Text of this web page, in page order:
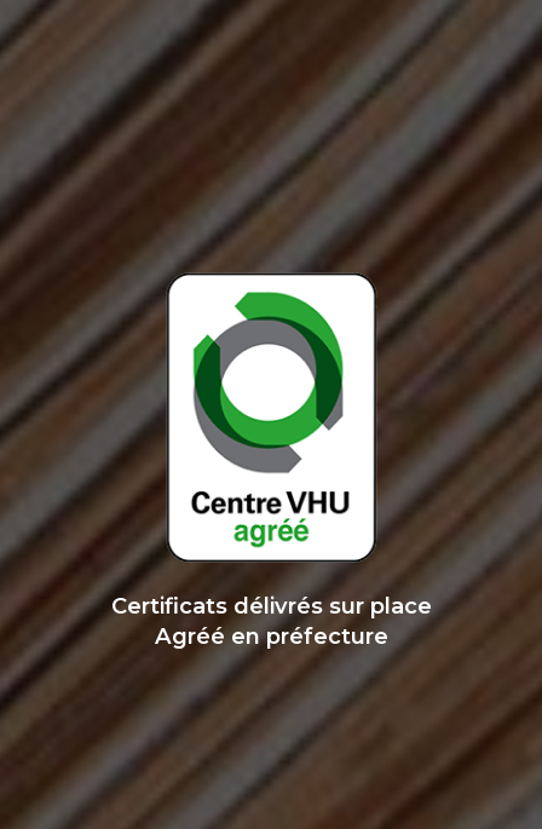
Certificats délivrés sur place
Agréé en préfecture